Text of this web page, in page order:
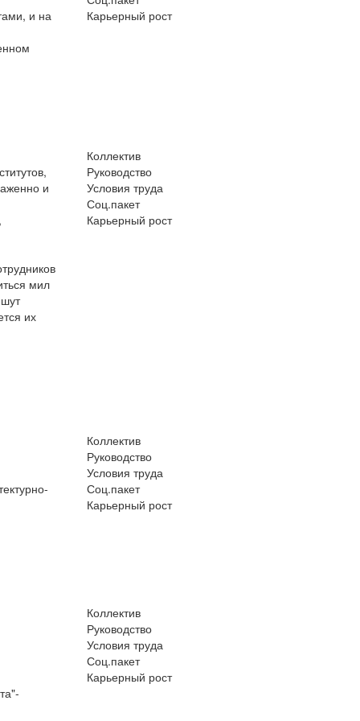
и на
Карьерный рост
и
мил
их
Коллектив
Руководство
Условия труда
Соц.пакет
Карьерный рост
Коллектив
Руководство
Условия труда
Соц.пакет
Карьерный рост
Коллектив
Руководство
Условия труда
Соц.пакет
Карьерный рост